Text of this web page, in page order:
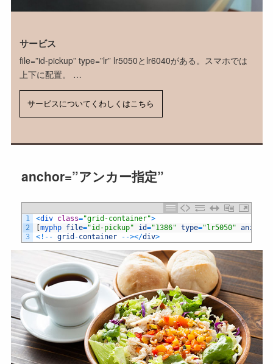
サービス
file=”id-pickup” type=”lr” lr5050とlr6040がある。スマホでは
上下に配置。 …
サービスについてくわしくはこちら
anchor=”アンカー指定”
1
2
3
<div class="grid-container">
[myphp file="id-pickup" id="1386" type="lr5050"
< ! -- grid -container --></div>